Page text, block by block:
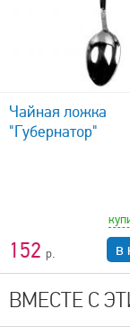
Чайная ложка
"Губернатор"
152 в
быстрый
ВМЕСТЕ С